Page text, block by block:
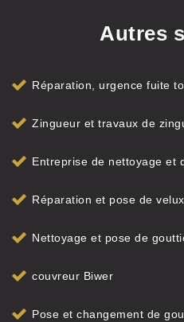
Autres
Réparation, urgence fuite
Zingueur et travaux de
Entreprise de nettoyage et
Réparation et pose de
Nettoyage et pose de
couvreur Biwer
Pose et changement de